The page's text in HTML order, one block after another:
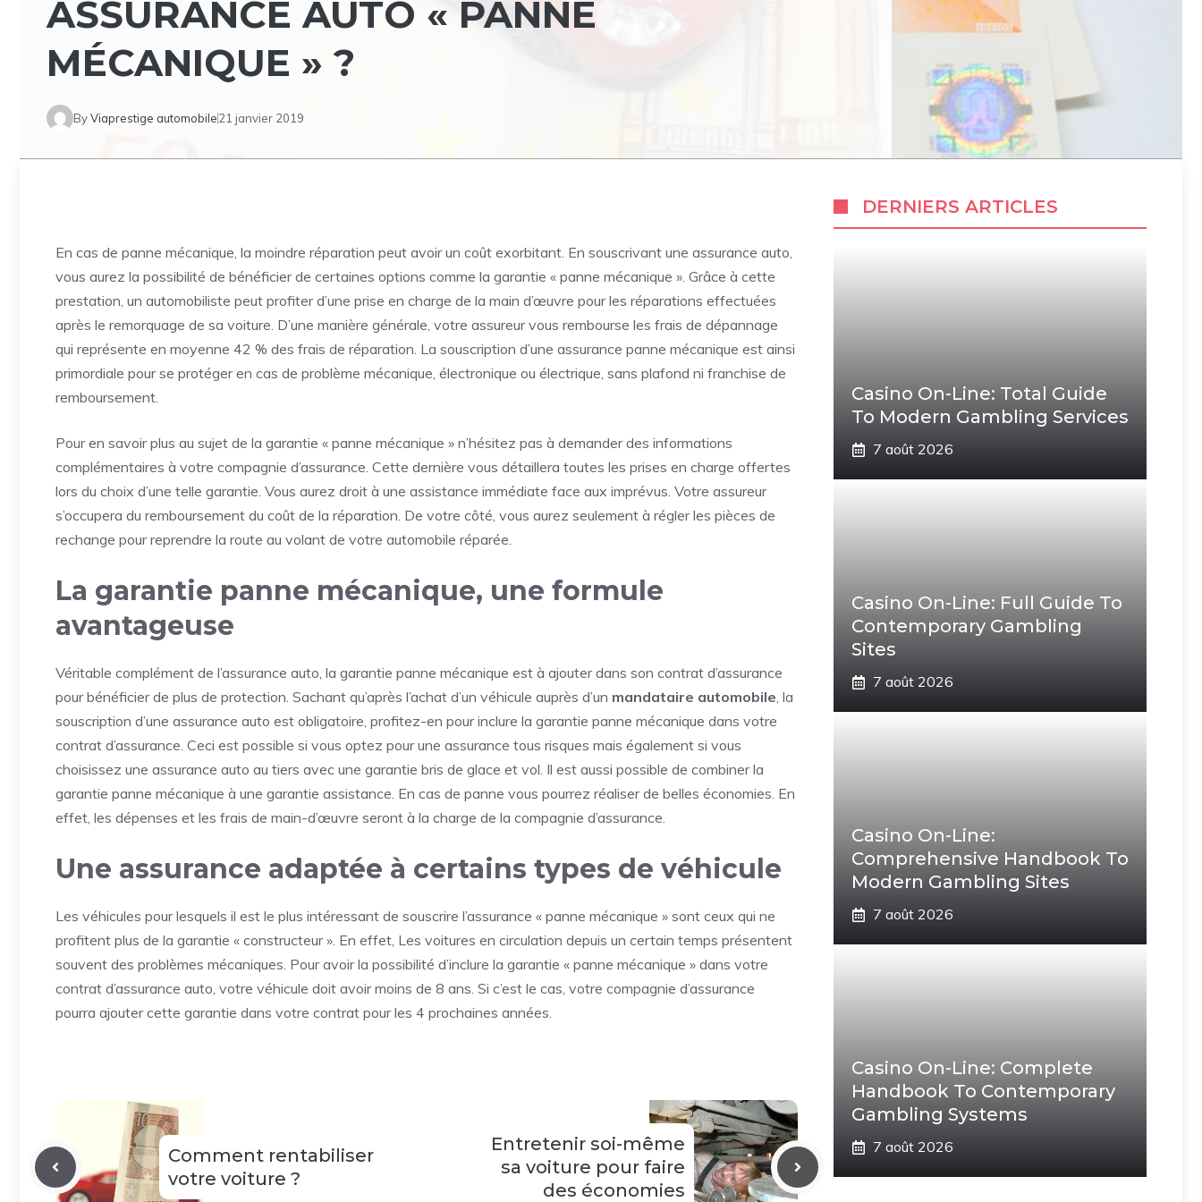
ASSURANCE AUTO « PANNE
MÉCANIQUE » ?
ByViaprestige automobile21 janvier 2019
En cas de panne mécanique, la moindre réparation peut avoir un coût exorbitant. En souscrivant une assurance auto,
vous aurez la possibilité de bénéficier de certaines options comme la garantie « panne mécanique ». Grâce à cette
prestation, un automobiliste peut profiter d’une prise en charge de la main d’œuvre pour les réparations effectuées
après le remorquage de sa voiture. D’une manière générale, votre assureur vous rembourse les frais de dépannage
qui représente en moyenne 42 % des frais de réparation. La souscription d’une assurance panne mécanique est ainsi
primordiale pour se protéger en cas de problème mécanique, électronique ou électrique, sans plafond ni franchise de
remboursement.
Pour en savoir plus au sujet de la garantie « panne mécanique » n’hésitez pas à demander des informations
complémentaires à votre compagnie d’assurance. Cette dernière vous détaillera toutes les prises en charge offertes
lors du choix d’une telle garantie. Vous aurez droit à une assistance immédiate face aux imprévus. Votre assureur
s’occupera du remboursement du coût de la réparation. De votre côté, vous aurez seulement à régler les pièces de
rechange pour reprendre la route au volant de votre automobile réparée.
La garantie panne mécanique, une formule
avantageuse
Véritable complément de l’assurance auto, la garantie panne mécanique est à ajouter dans son contrat d’assurance
pour bénéficier de plus de protection. Sachant qu’après l’achat d’un véhicule auprès d’un mandataire automobile, la
souscription d’une assurance auto est obligatoire, profitez-en pour inclure la garantie panne mécanique dans votre
contrat d’assurance. Ceci est possible si vous optez pour une assurance tous risques mais également si vous
choisissez une assurance auto au tiers avec une garantie bris de glace et vol. Il est aussi possible de combiner la
garantie panne mécanique à une garantie assistance. En cas de panne vous pourrez réaliser de belles économies. En
effet, les dépenses et les frais de main-d’œuvre seront à la charge de la compagnie d’assurance.
Une assurance adaptée à certains types de véhicule
Les véhicules pour lesquels il est le plus intéressant de souscrire l’assurance « panne mécanique » sont ceux qui ne
profitent plus de la garantie « constructeur ». En effet, Les voitures en circulation depuis un certain temps présentent
souvent des problèmes mécaniques. Pour avoir la possibilité d’inclure la garantie « panne mécanique » dans votre
contrat d’assurance auto, votre véhicule doit avoir moins de 8 ans. Si c’est le cas, votre compagnie d’assurance
pourra ajouter cette garantie dans votre contrat pour les 4 prochaines années.
Comment rentabiliser
votre voiture ?
Entretenir soi-même
sa voiture pour faire
des économies
DERNIERS ARTICLES
Casino On-Line: Total Guide
To Modern Gambling Services
7 août 2026
Casino On-Line: Full Guide To
Contemporary Gambling
Sites
7 août 2026
Casino On-Line:
Comprehensive Handbook To
Modern Gambling Sites
7 août 2026
Casino On-Line: Complete
Handbook To Contemporary
Gambling Systems
7 août 2026